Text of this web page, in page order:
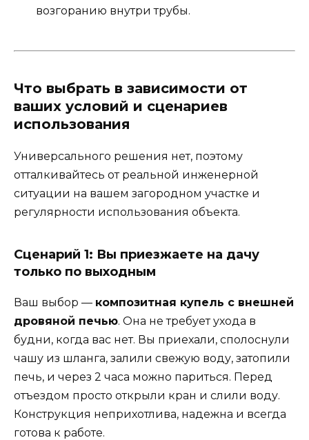
возгоранию внутри трубы.
Что выбрать в зависимости от
ваших условий и сценариев
использования
Универсального решения нет, поэтому
отталкивайтесь от реальной инженерной
ситуации на вашем загородном участке и
регулярности использования объекта.
Сценарий 1: Вы приезжаете на дачу
только по выходным
Ваш выбор — композитная купель с внешней
дровяной печью. Она не требует ухода в
будни, когда вас нет. Вы приехали, сполоснули
чашу из шланга, залили свежую воду, затопили
печь, и через 2 часа можно париться. Перед
отъездом просто открыли кран и слили воду.
Конструкция неприхотлива, надежна и всегда
готова к работе.